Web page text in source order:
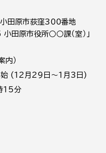
田原市荻窪300番地
田原市役所○○課（室）」
）
始 (12月29日～1月3日)
15分